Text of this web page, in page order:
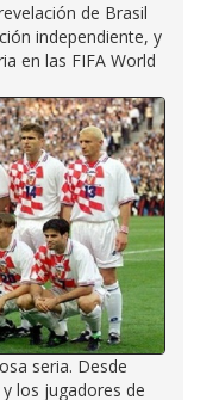
de Brasil
independiente, y
en las FIFA World
seria. Desde
los jugadores de